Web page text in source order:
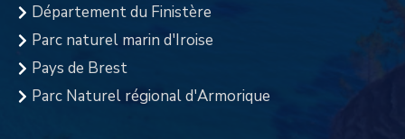
Département du Finistère
Parc naturel marin d'Iroise
Pays de Brest
Parc Naturel régional d'Armorique